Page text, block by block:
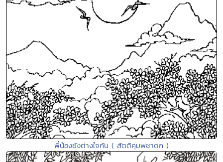
พี่น้องยังต่างใจกัน ( สัตติคุมพชาดก )